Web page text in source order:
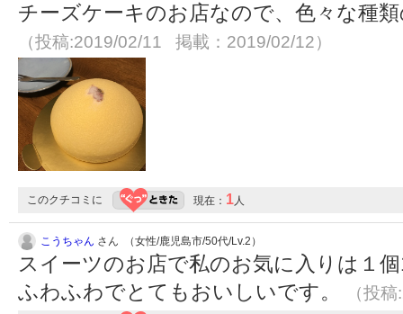
チーズケーキのお店なので、色々な種
（投稿:2019/02/11 掲載：2019/02/12）
このクチコミに 現在： 1人
こうちゃん さん （女性/鹿児島市/50代/Lv.2）
スイーツのお店で私のお気に入りは１
ふわふわでとてもおいしいです。
（投